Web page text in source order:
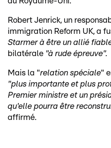
Robert Jenrick, un
immigration Reform UK, a
Starmer à être un allié
bilatérale "à rude épreuve".
Mais la "relation spéciale"
"plus importante et plus
Premier ministre et un
qu'elle pourra être
affirmé.